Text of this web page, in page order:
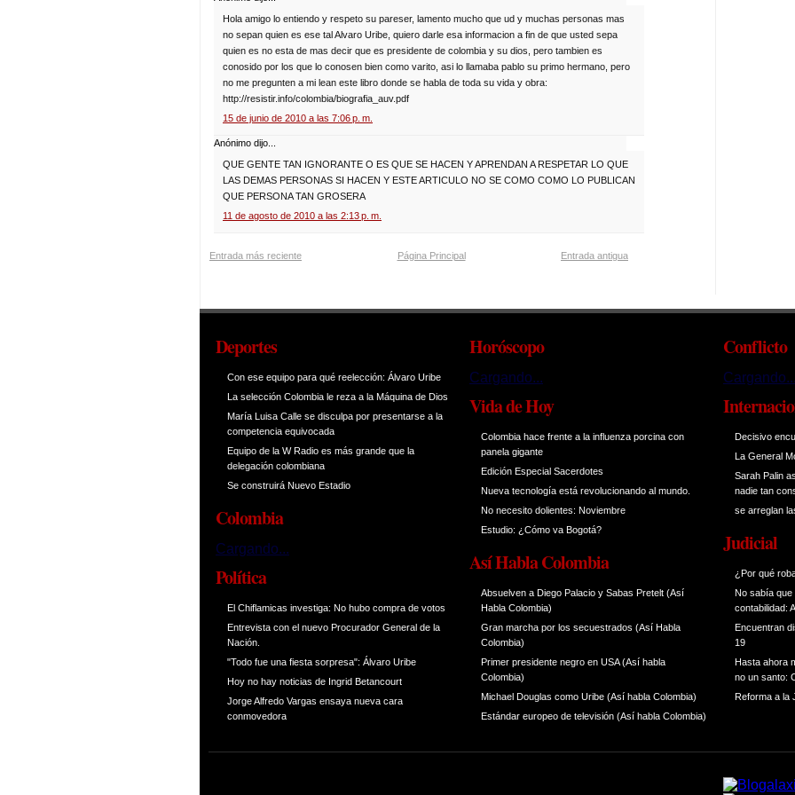
Hola amigo lo entiendo y respeto su pareser, lamento mucho que ud y muchas personas mas
no sepan quien es ese tal Alvaro Uribe, quiero darle esa informacion a fin de que usted sepa
quien es no esta de mas decir que es presidente de colombia y su dios, pero tambien es
conosido por los que lo conosen bien como varito, asi lo llamaba pablo su primo hermano, pero
no me pregunten a mi lean este libro donde se habla de toda su vida y obra:
http://resistir.info/colombia/biografia_auv.pdf
15 de junio de 2010 a las 7:06 p. m.
Anónimo dijo...
QUE GENTE TAN IGNORANTE O ES QUE SE HACEN Y APRENDAN A RESPETAR LO QUE
LAS DEMAS PERSONAS SI HACEN Y ESTE ARTICULO NO SE COMO COMO LO PUBLICAN
QUE PERSONA TAN GROSERA
11 de agosto de 2010 a las 2:13 p. m.
Entrada más reciente Entrada antigua
Página Principal
Deportes
Con ese equipo para qué reelección: Álvaro Uribe
La selección Colombia le reza a la Máquina de Dios
María Luisa Calle se disculpa por presentarse a la
competencia equivocada
Equipo de la W Radio es más grande que la
delegación colombiana
Se construirá Nuevo Estadio
Colombia
Cargando...
Política
El Chiflamicas investiga: No hubo compra de votos
Entrevista con el nuevo Procurador General de la
Nación.
"Todo fue una fiesta sorpresa": Álvaro Uribe
Hoy no hay noticias de Ingrid Betancourt
Jorge Alfredo Vargas ensaya nueva cara
conmovedora
Horóscopo
Cargando...
Vida de Hoy
Colombia hace frente a la influenza porcina con
panela gigante
Edición Especial Sacerdotes
Nueva tecnología está revolucionando al mundo.
No necesito dolientes: Noviembre
Estudio: ¿Cómo va Bogotá?
Así Habla Colombia
Absuelven a Diego Palacio y Sabas Pretelt (Así
Habla Colombia)
Gran marcha por los secuestrados (Así Habla
Colombia)
Primer presidente negro en USA (Así habla
Colombia)
Michael Douglas como Uribe (Así habla Colombia)
Estándar europeo de televisión (Así habla Colombia)
Conflicto
Decisivo
La General
Sarah Palin
nadie tan
se arreglan
Judicial
¿Por qué
No sabía que
contabilidad:
Encuentran
19
Hasta ahora
no un santo:
Reforma a la